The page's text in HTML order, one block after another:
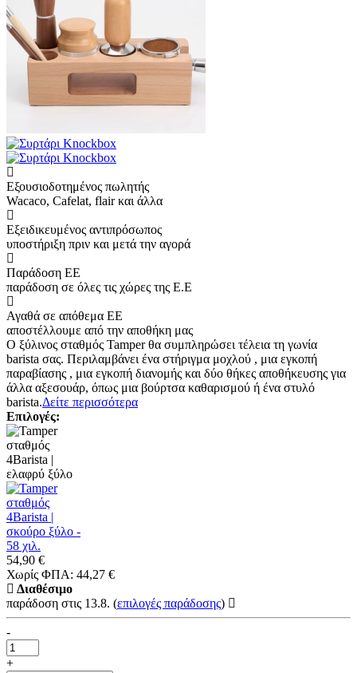
Εξουσιοδοτημένος πωλητής
Wacaco, Cafelat, flair και άλλα
Εξειδικευμένος αντιπρόσωπος
υποστήριξη πριν και μετά την αγορά
Παράδοση ΕΕ
παράδοση σε όλες τις χώρες της Ε.Ε
Αγαθά σε απόθεμα ΕΕ
αποστέλλουμε από την αποθήκη μας
Ο ξύλινος σταθμός Tamper θα συμπληρώσει τέλεια τη γωνία
barista σας. Περιλαμβάνει ένα στήριγμα μοχλού , μια εγκοπή
παραβίασης , μια εγκοπή διανομής και δύο θήκες αποθήκευσης για
άλλα αξεσουάρ, όπως μια βούρτσα καθαρισμού ή ένα στυλό
barista.Δείτε περισσότερα
Επιλογές:
54,90 €
Χωρίς ΦΠΑ: 44,27 €
Διαθέσιμο
παράδοση στις 13.8. (επιλογές παράδοσης)
-
+